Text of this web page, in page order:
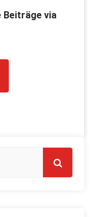
Beiträge via